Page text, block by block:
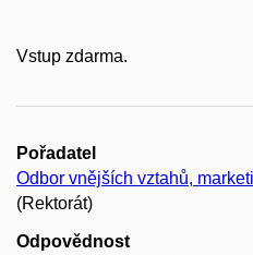
Vstup zdarma.
Pořadatel
Odbor vnějších vztahů,
(Rektorát)
Odpovědnost